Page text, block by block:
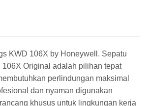
KWD 106X by Honeywell. Sepatu
106X Original adalah pilihan tepat
perlindungan maksimal
dan nyaman digunakan
khusus untuk lingkungan kerja